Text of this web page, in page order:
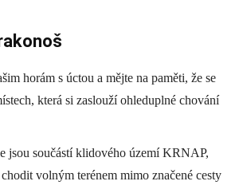
horám s úctou a mějte na paměti, že se
která si zaslouží ohleduplné chování
jsou součástí klidového území KRNAP,
volným terénem mimo značené cesty